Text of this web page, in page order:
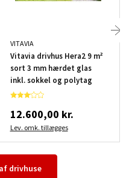
VITAVIA
Vitavia drivhus Hera2 9 m²
sort 3 mm hærdet glas
inkl. sokkel og polytag
12.600,00 kr.
Lev. omk. tillægges
drivhuse